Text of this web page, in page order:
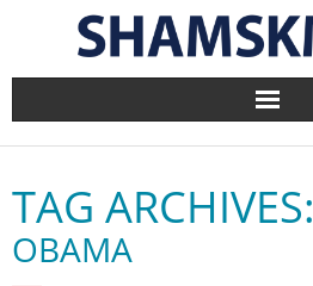
Home
BlogArena
Forum
TAG ARCHIVES:
OBAMA